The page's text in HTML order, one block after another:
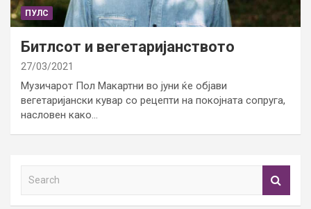
ПУЛС
Битлсот и вегетаријанството
27/03/2021
Музичарот Пол Макартни во јуни ќе објави
вегетаријански кувар со рецепти на покојната сопруга,
насловен како…